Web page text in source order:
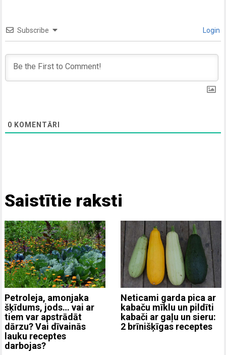
Subscribe Login
0 KOMENTĀRI
Saistītie raksti
Petroleja, amonjaka
šķīdums, jods… vai ar
tiem var apstrādāt
dārzu? Vai dīvainās
lauku receptes
darbojas?
Neticami garda pica ar
kabaču mīklu un pildīti
kabači ar gaļu un sieru:
2 brīnišķīgas receptes